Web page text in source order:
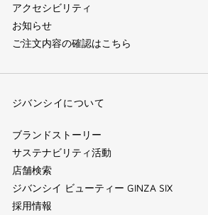
アクセシビリティ
お知らせ
ご注文内容の確認はこちら
ジバンシイについて
ブランドストーリー
サステナビリティ活動
店舗検索
ジバンシイ ビューティー GINZA SIX
採用情報